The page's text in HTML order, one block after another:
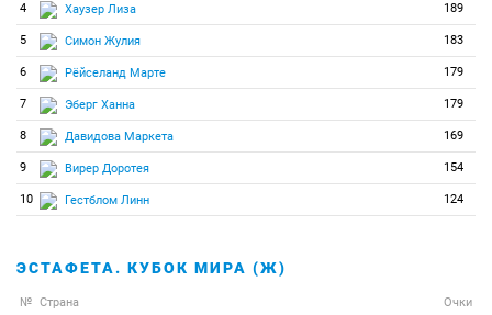
4 Хаузер Лиза 189
5 Симон Жулия 183
6 Рёйселанд Марте 179
7 Эберг Ханна 179
8 Давидова Маркета 169
9 Вирер Доротея 154
10 Гестблом Линн 124
ЭСТАФЕТА. КУБОК МИРА (Ж)
№ Страна Очки